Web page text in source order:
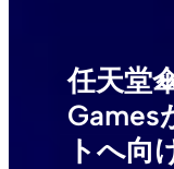
任天堂
Games
トへ向